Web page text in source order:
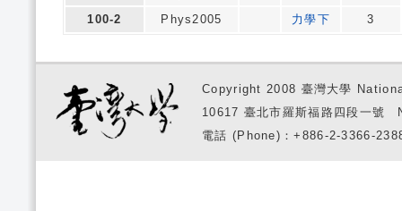
100-2
Phys2005 力學下 3
Copyright 2008 臺灣大學
10617 臺北市羅斯福路四段一
電話 (Phone)：+886-2-3366-